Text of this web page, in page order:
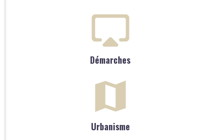
Démarches
Urbanisme